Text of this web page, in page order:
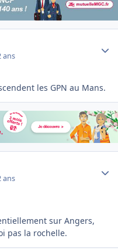
ans
les GPN au Mans.
ans
sur Angers,
pas la rochelle.